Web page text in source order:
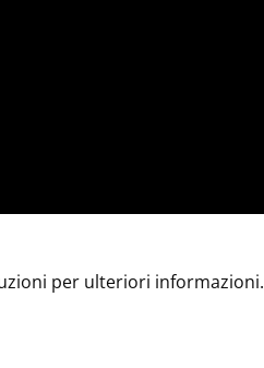
per ulteriori informazioni.